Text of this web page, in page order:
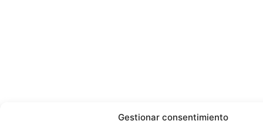
Gestionar consentimiento